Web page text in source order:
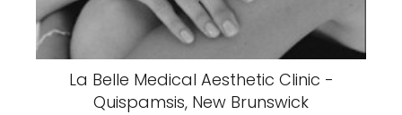
La Belle Medical Aesthetic Clinic -
Quispamsis, New Brunswick